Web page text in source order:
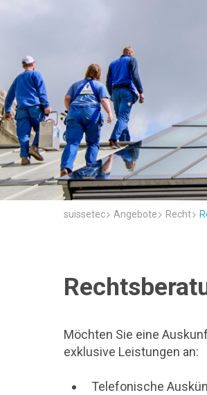
suissetec Angebote Recht
Möchten Sie eine
exklusive Leistungen an:
Telefonische